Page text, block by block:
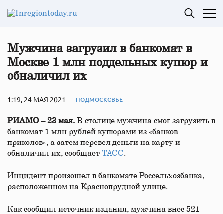
Мужчина загрузил в банкомат в
Москве 1 млн поддельных купюр и
обналичил их
1:19, 24 МАЯ 2021 ПОДМОСКОВЬЕ
РИАМО – 23 мая. В столице мужчина смог загрузить в
банкомат 1 млн рублей купюрами из «банков
приколов», а затем перевел деньги на карту и
обналичил их, сообщает ТАСС.
Инцидент произошел в банкомате Россельхозбанка,
расположенном на Краснопрудной улице.
Как сообщил источник издания, мужчина внес 521